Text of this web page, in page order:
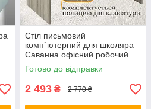
Стіл письмовий
комп`ютерний для школяра
Саванна офісний робочий
письмові столи шкільні
комп`ютерні столик для
навчання з ЛДСП
Готово до відправки
2 493 ₴ 2 770 ₴